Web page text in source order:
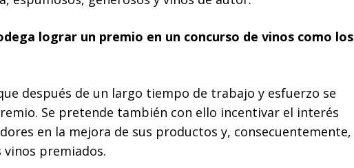
lograr un premio en un concurso de vinos como los
después de un largo tiempo de trabajo y esfuerzo se
Se pretende también con ello incentivar el interés
en la mejora de sus productos y, consecuentemente,
premiados.